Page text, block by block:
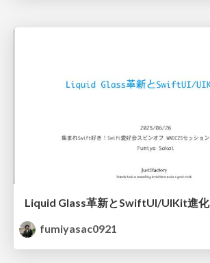
Liquid Glass革新とSwiftUI/UIKit進化
fumiyasac0921